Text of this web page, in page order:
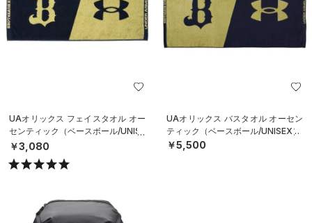
UAオリックス フェイスタオル オー
センティック（ベースボール/UNISE
X）
￥3,080
UAオリックス バスタオル オーセン
ティック（ベースボール/UNISEX）
￥5,500